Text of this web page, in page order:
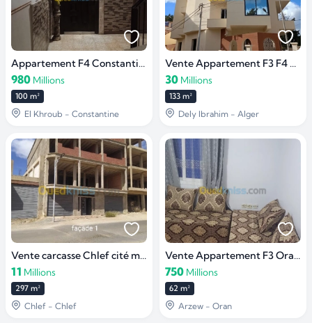
Appartement F4 Constantine El khroub
980 Millions
100 m²
El Khroub - Constantine
Vente Appartement F3 F4 Alger Dely brahim
30 Millions
133 m²
Dely Ibrahim - Alger
Vente carcasse Chlef cité merah
11 Millions
297 m²
Chlef - Chlef
Vente Appartement F3 Oran Arzew
750 Millions
62 m²
Arzew - Oran